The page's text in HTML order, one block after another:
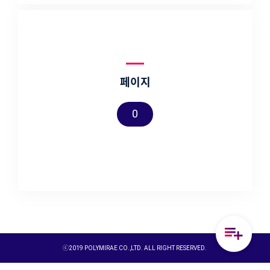
페이지
0
ⓒ2019 POLYMIRAE CO.,LTD. ALL RIGHT RESERVED.